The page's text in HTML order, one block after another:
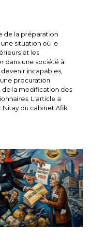
de la préparation
situation où le
et les
dans une société à
incapables,
procuration
la modification des
L'article a
du cabinet Afik